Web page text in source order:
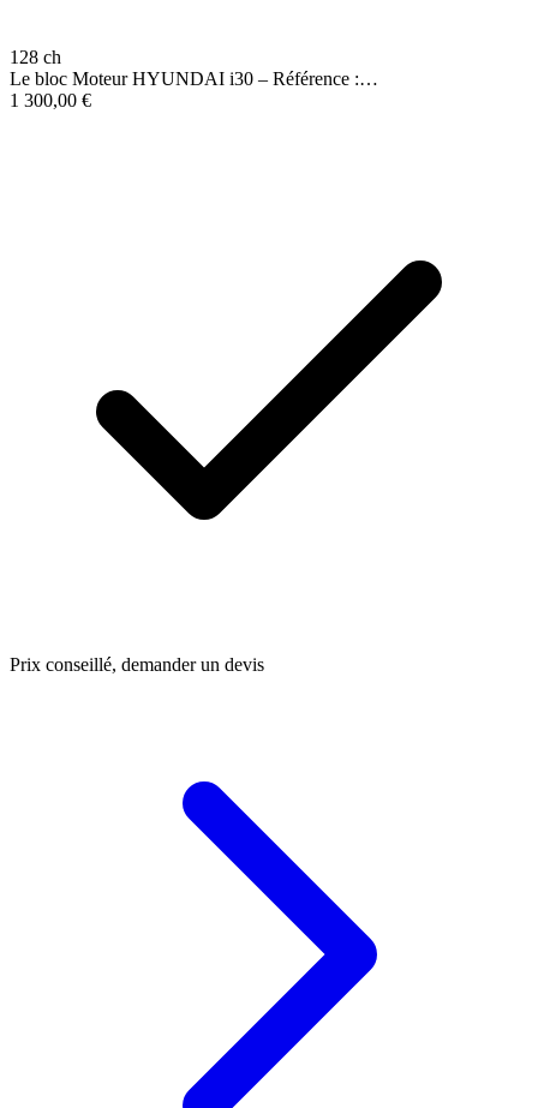
128 ch
Le bloc Moteur HYUNDAI i30 – Référence :…
1 300,00 €
Prix conseillé, demander un devis